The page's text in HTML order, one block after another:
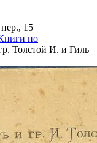
15
по
Толстой И. и Гиль